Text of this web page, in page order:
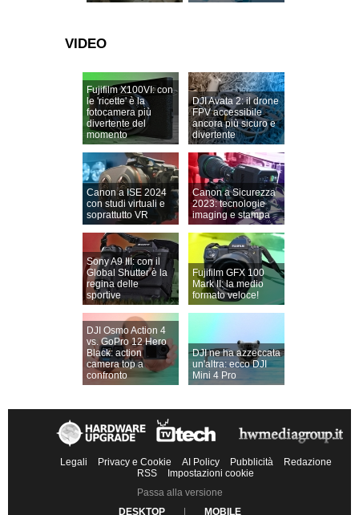
VIDEO
Fujifilm X100VI: con
le 'ricette' è la
fotocamera più
divertente del
momento
DJI Avata 2: il drone
FPV accessibile
ancora più sicuro e
divertente
Canon a ISE 2024
con studi virtuali e
soprattutto VR
Canon a Sicurezza
2023: tecnologie
imaging e stampa
Sony A9 III: con il
Global Shutter è la
regina delle
sportive
Fujifilm GFX 100
Mark II: la medio
formato veloce!
DJI Osmo Action 4
vs. GoPro 12 Hero
Black: action
camera top a
confronto
DJI ne ha azzeccata
un'altra: ecco DJI
Mini 4 Pro
Legali Privacy e Cookie AI Policy Pubblicità
Redazione
RSS
Impostazioni cookie
Passa alla versione
DESKTOP
MOBILE